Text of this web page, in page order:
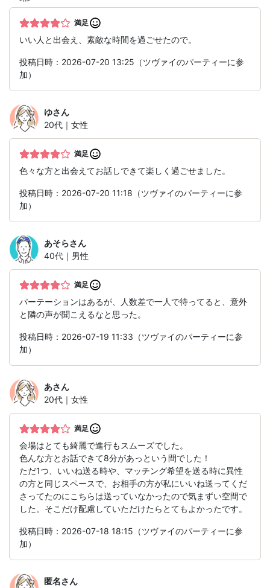
満足
いい人と出会え、素敵な時間を過ごせたので。
投稿日時：2026-07-20 13:25（ツヴァイのパーティーに参
加）
ゆさん
20代｜女性
満足
色々な方と出会えてお話しできて楽しく過ごせました。
投稿日時：2026-07-20 11:18（ツヴァイのパーティーに参
加）
あそらさん
40代｜男性
満足
パーテーションはあるが、人数差で一人で待ってると、意外
と隣の声が聞こえるなと思った。
投稿日時：2026-07-19 11:33（ツヴァイのパーティーに参
加）
あさん
20代｜女性
満足
会場はとても綺麗で進行もスムーズでした。
色んな方とお話できて8分があっという間でした！
ただ1つ、いいね送る時や、マッチング希望を送る時に異性
の方と同じスペースで、お相手の方が私にいいね送ってくだ
さってたのにこちらは送っていなかったので気まずい空間で
した。そこだけ配慮していただけたらとてもよかったです。
投稿日時：2026-07-18 18:15（ツヴァイのパーティーに参
加）
匿名さん